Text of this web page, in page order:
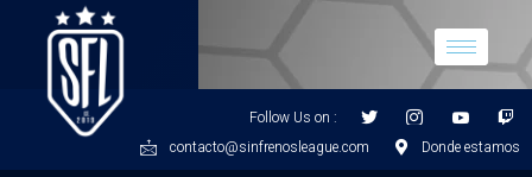
Follow Us on :
contacto@sinfrenosleague.com
Donde estamos